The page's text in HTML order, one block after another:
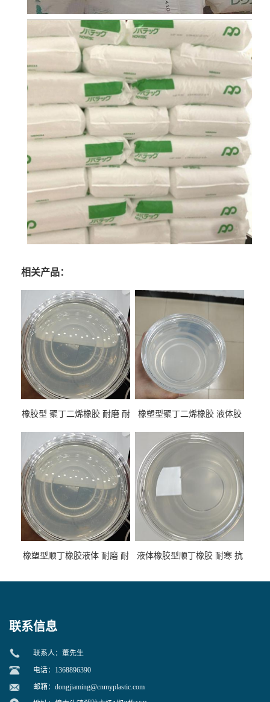
相关产品：
橡胶型 聚丁二烯橡胶 耐磨 耐
性
橡塑型聚丁二烯橡胶 液体胶
专用
橡塑型顺丁橡胶液体 耐磨 耐
液体橡胶型顺丁橡胶 耐寒 抗
联系信息
联系人：董先生
电话：1368896390
邮箱： dongjiaming@cnmyplastic.com